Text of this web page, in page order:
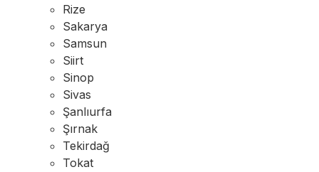
Rize
Sakarya
Samsun
Siirt
Sinop
Sivas
Şanlıurfa
Şırnak
Tekirdağ
Tokat